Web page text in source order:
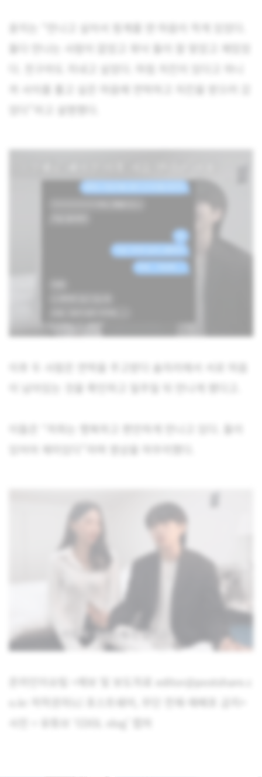
윤지는 “만나고 싶어서 핑계를 댄 마음이 작게 있었다.
둘다 만나는 사람이 없었고 워낙 둘이 잘 맞았고 재밌었
까 사이를 풀고 싶은 마음에 연락하고 치킨을 받으러 갔
이후 두 사람은 연락을 주고받다 술자리에서 서로 마음
이 남아있는 것을 확인하고 일주일 뒤 만나게 됐다고.
이들은 “저희는 행복하고 편안하게 만나고 있다. 둘이
있어야 재미있다”라며 영상을 마무리했다.
온라인이슈팀 <제보 및 보도자료 editor@postshare.c
o.kr 저작권자(c) 포스트쉐어, 무단 전재-재배포 금지>
사진 = 유튜브 ‘COOL vlog’ 캡처